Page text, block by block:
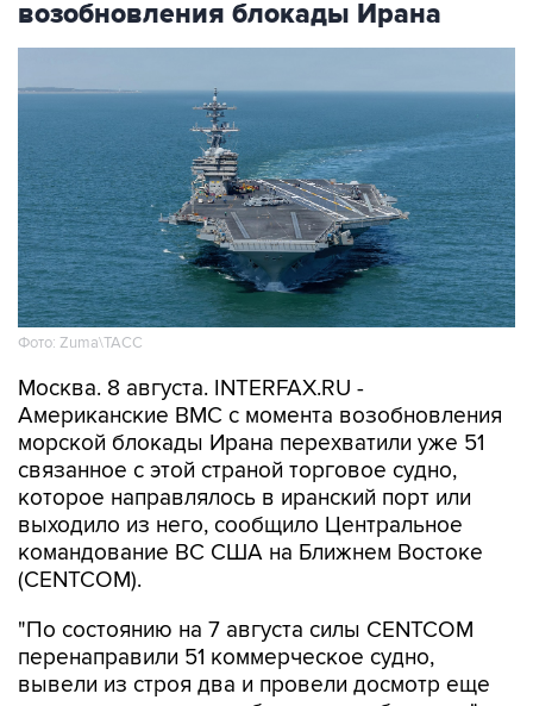
Фото: Zuma\ТАСС
Москва. 8 августа. INTERFAX.RU -
морской блокады Ирана перехватили уже 51
связанное с этой страной торговое судно,
которое направлялось в иранский порт или
выходило из него, сообщило Центральное
командование ВС США на Ближнем Востоке
(CENTCOM).
"По состоянию на 7 августа силы CENTCOM
вывели из строя два и провели досмотр еще
двух судов в рамках обеспечения блокады", -
говорится в сообщении.